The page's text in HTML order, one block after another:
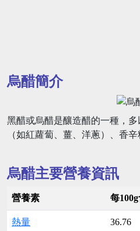
烏醋簡介
黑醋或烏醋是釀造醋的一種，
（如紅蘿蔔、薑、洋蔥）、香
烏醋主要營養資訊
營養素 每
熱量 36.76